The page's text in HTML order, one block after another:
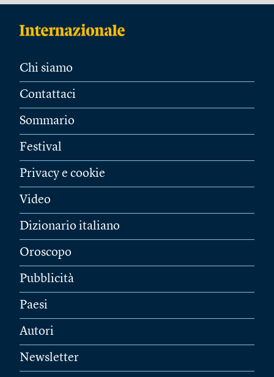
Chi siamo
Contattaci
Sommario
Festival
Privacy e cookie
Video
Dizionario italiano
Oroscopo
Pubblicità
Paesi
Autori
Newsletter